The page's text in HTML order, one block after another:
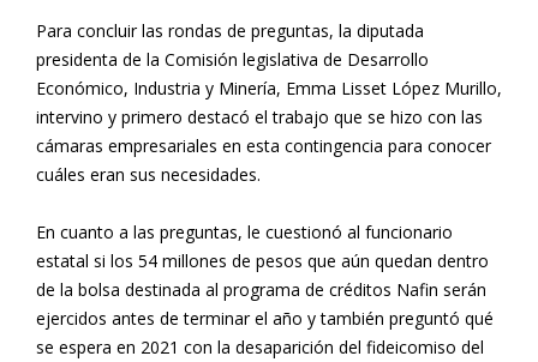
Para concluir las rondas de preguntas, la diputada
presidenta de la Comisión legislativa de Desarrollo
Económico, Industria y Minería, Emma Lisset López Murillo,
intervino y primero destacó el trabajo que se hizo con las
cámaras empresariales en esta contingencia para conocer
cuáles eran sus necesidades.
En cuanto a las preguntas, le cuestionó al funcionario
estatal si los 54 millones de pesos que aún quedan dentro
de la bolsa destinada al programa de créditos Nafin serán
ejercidos antes de terminar el año y también preguntó qué
se espera en 2021 con la desaparición del fideicomiso del